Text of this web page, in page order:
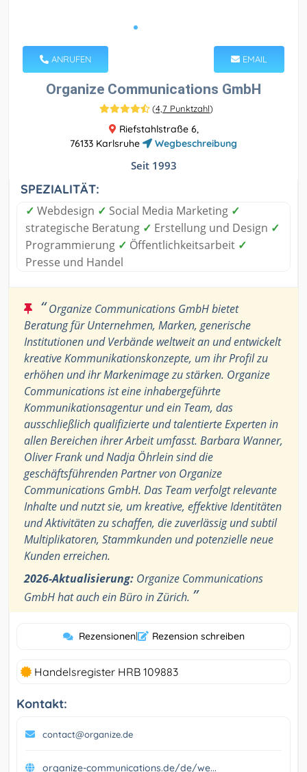
ANRUFEN EMAIL
Organize Communications GmbH
(4,7 Punktzahl)
Riefstahlstraße 6,
76133 Karlsruhe
Wegbeschreibung
Seit 1993
SPEZIALITÄT:
✓ Webdesign ✓ Social Media Marketing ✓
strategische Beratung ✓ Erstellung und Design ✓
Programmierung ✓ Öffentlichkeitsarbeit ✓
Presse und Handel
“Organize Communications GmbH bietet
Beratung für Unternehmen, Marken, generische
Institutionen und Verbände weltweit an und entwickelt
kreative Kommunikationskonzepte, um ihr Profil zu
erhöhen und ihr Markenimage zu stärken. Organize
Communications ist eine inhabergeführte
Kommunikationsagentur und ein Team, das
ausschließlich qualifizierte und talentierte Experten in
allen Bereichen ihrer Arbeit umfasst. Barbara Wanner,
Oliver Frank und Nadja Öhrlein sind die
geschäftsführenden Partner von Organize
Communications GmbH. Das Team verfolgt relevante
Inhalte und nutzt sie, um kreative, effektive Identitäten
und Aktivitäten zu schaffen, die zuverlässig und subtil
Multiplikatoren, Stammkunden und potenzielle neue
Kunden erreichen.
2026-Aktualisierung: Organize Communications
GmbH hat auch ein Büro in Zürich. ”
Rezensionen| Rezension schreiben
Handelsregister HRB 109883
Kontakt:
contact@organize.de
organize-communications.de/de/we...